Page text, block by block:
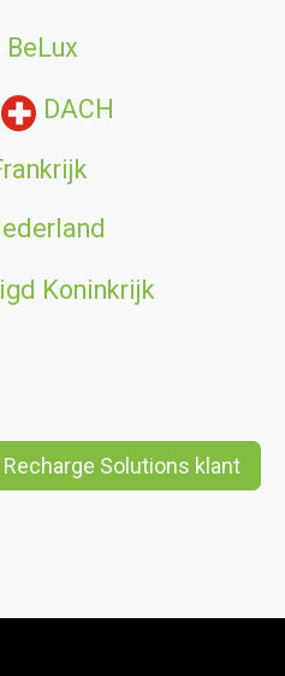
BeLux
DACH
Koninkrijk
Solutions klant